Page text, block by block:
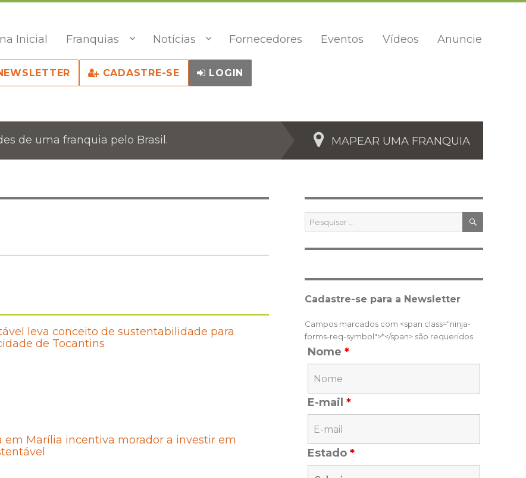
Inicial Franquias Notícias Fornecedores Eventos Vídeos Anuncie
CADASTRE-SE LOGIN
de uma franquia pelo Brasil. MAPEAR UMA FRANQUIA
leva conceito de sustentabilidade para
de Tocantins
em Marília incentiva morador a investir em
Pesquisar
por:
Cadastre-se para a Newsletter
Campos marcados com <span class="ninja-
forms-req-symbol">*</span> são requeridos
Nome *
E-mail *
Estado *